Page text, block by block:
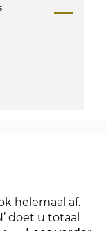
helemaal af.
doet u totaal